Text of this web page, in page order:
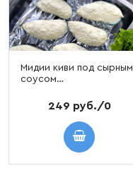
Мидии киви под сырным
соусом
порция 5 шт
249 руб./0